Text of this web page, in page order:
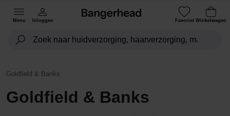
Menu Inloggen Favoriet Winkelwagen
Goldfield & Banks
Goldfield & Banks